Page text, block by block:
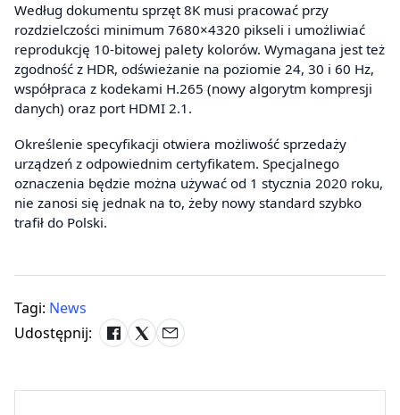
Według dokumentu sprzęt 8K musi pracować przy
rozdzielczości minimum 7680×4320 pikseli i umożliwiać
reprodukcję 10-bitowej palety kolorów. Wymagana jest też
zgodność z HDR, odświeżanie na poziomie 24, 30 i 60 Hz,
współpraca z kodekami H.265 (nowy algorytm kompresji
danych) oraz port HDMI 2.1.
Określenie specyfikacji otwiera możliwość sprzedaży
urządzeń z odpowiednim certyfikatem. Specjalnego
oznaczenia będzie można używać od 1 stycznia 2020 roku,
nie zanosi się jednak na to, żeby nowy standard szybko
trafił do Polski.
Tagi: News
Udostępnij: